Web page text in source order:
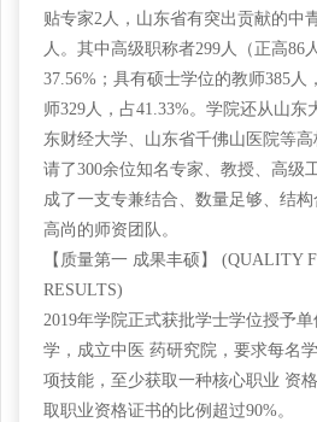
贴专家2人，山东省有突出贡献的中
人。其中高级职称者299人（正高86
37.56%；具有硕士学位的教师385人
师329人，占41.33%。学院还从山东
东财经大学、山东省千佛山医院等
请了300余位知名专家、教授、高级
成了一支专兼结合、数量足够、结
高尚的师资团队。
【质量第一 成果丰硕】 (QUALITY
RESULTS)
2019年学院正式获批学士学位授予
学，成立中医 药研究院，要求每名
项技能，至少获取一种核心职业 资
取职业资格证书的比例超过90%。